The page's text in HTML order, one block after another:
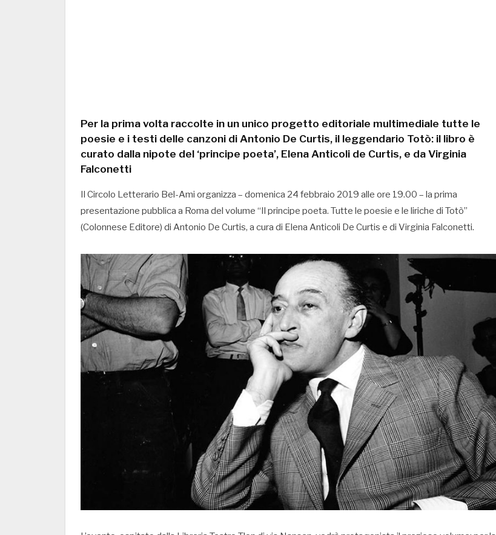
Per la prima volta raccolte in un unico progetto editoriale multimediale tutte le
poesie e i testi delle canzoni di Antonio De Curtis, il leggendario Totò: il libro è
curato dalla nipote del ‘principe poeta’, Elena Anticoli de Curtis, e da Virginia
Falconetti
Il Circolo Letterario Bel-Ami organizza – domenica 24 febbraio 2019 alle ore 19.00 – la prima
presentazione pubblica a Roma del volume “Il principe poeta. Tutte le poesie e le liriche di Totò”
(Colonnese Editore) di Antonio De Curtis, a cura di Elena Anticoli De Curtis e di Virginia Falconetti.